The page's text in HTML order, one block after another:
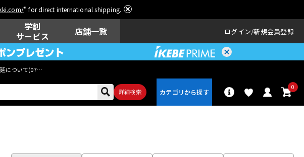
" for direct international shipping.
学割
サービス
店舗一覧 ログイン 新規会員登録
について(07月29日
詳細検索
0